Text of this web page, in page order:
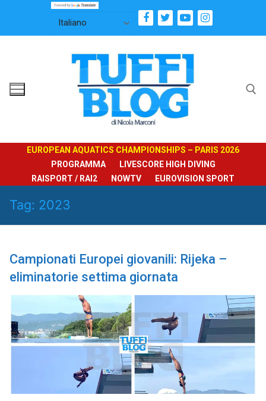
contenuto
EUROPEAN AQUATICS CHAMPIONSHIPS – PARIS 2026
PROGRAMMA
LIVESCORE HIGH DIVING
RAISPORT / RAI2
NOWTV EUROVISION SPORT
Tag: 2023
Campionati Europei giovanili: Rijeka –
eliminatorie settima giornata